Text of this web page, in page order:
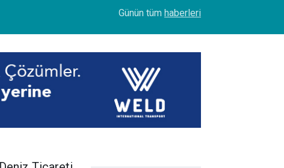
Petrol Ofisi Grubu 18. kez zirvede
Günün tüm haberleri